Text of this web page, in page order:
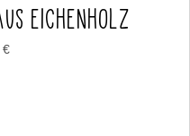
EICHENHOLZ
€